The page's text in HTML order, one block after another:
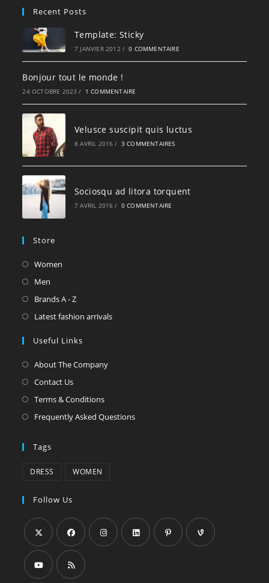
Recent Posts
Template: Sticky
7 JANVIER 2012 / 0 COMMENTAIRE
Bonjour tout le monde !
24 OCTOBRE 2023 / 1 COMMENTAIRE
Velusce suscipit quis luctus
8 AVRIL 2016 / 3 COMMENTAIRES
Sociosqu ad litora torquent
7 AVRIL 2016 / 0 COMMENTAIRE
Store
Women
onglet
Men
dans
onglet
Brands A - ZS’ouvre
dans
nouvel
Latest fashion arrivalsS’ouvre
Useful Links
About The Company
Contact Us
Terms & Conditions
Frequently Asked Questions
Tags
DRESS WOMEN
Follow Us
S’ouvre
dans
S’ouvre
dans